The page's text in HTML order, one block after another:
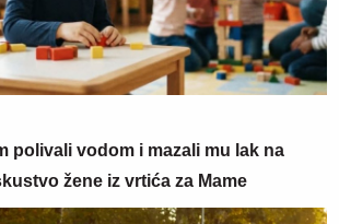
polivali vodom i mazali mu lak na
žene iz vrtića za Mame